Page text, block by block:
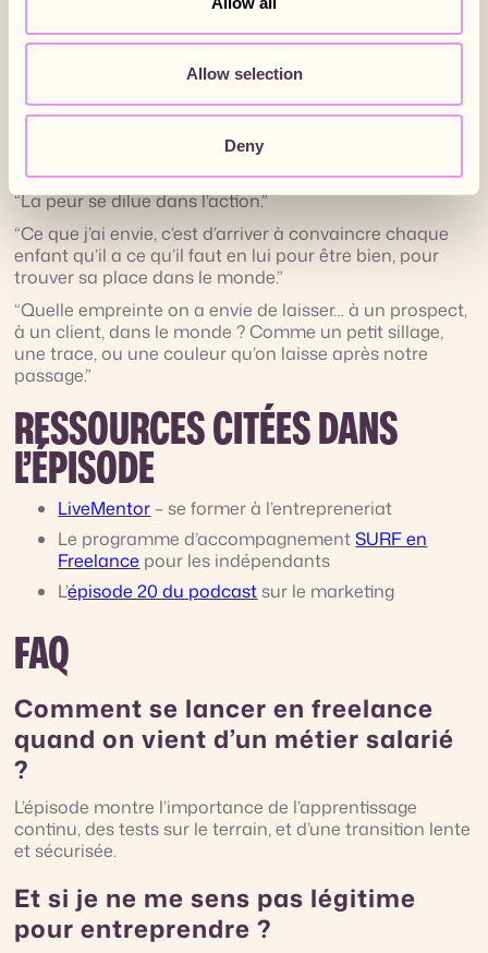
Allow selection
Deny
Identifier son “pourquoi” pour tenir dans la durée.
l’empreinte qu’on veut laisser
que freelance.
CITATIONS MARQUANTES
“La peur se dilue dans l’action.”
“Ce que j’ai envie, c’est d’arriver à convaincre chaque
enfant qu’il a ce qu’il faut en lui pour être bien, pour
trouver sa place dans le monde.”
“Quelle empreinte on a envie de laisser… à un prospect,
à un client, dans le monde ? Comme un petit sillage,
une trace, ou une couleur qu’on laisse après notre
passage.”
RESSOURCES CITÉES DANS
L’ÉPISODE
LiveMentor – se former à l’entrepreneriat
Le programme d’accompagnementSURF en
Freelance pour les indépendants
L’épisode 20 du podcast sur le marketing
FAQ
Comment se lancer en freelance
quand on vient d’un métier salarié
?
L’épisode montre l’importance de l’apprentissage
continu, des tests sur le terrain, et d’une transition lente
et sécurisée.
Et si je ne me sens pas légitime
pour entreprendre ?